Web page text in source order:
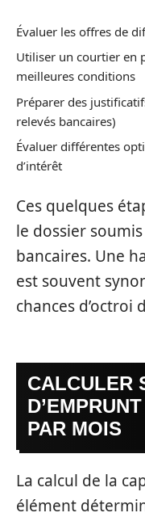
Évaluer les offres de
Utiliser un courtier en
meilleures conditions
Préparer des
relevés bancaires)
Évaluer différentes
d’intérêt
Ces quelques
le dossier
bancaires. Une
est souvent
chances d’octroi
CALCULER
PAR MOIS
La calcul de la
élément